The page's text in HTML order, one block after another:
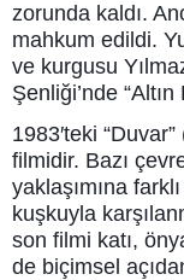
zorunda kaldı.
mahkum edildi.
ve kurgusu
Şenliği’nde
1983′teki
filmidir. Bazı
yaklaşımına
kuşkuyla
son filmi katı,
de biçimsel